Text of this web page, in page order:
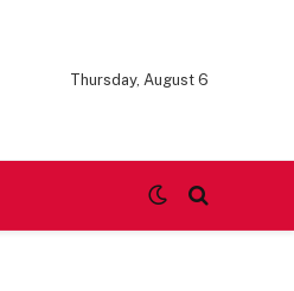
Thursday, August 6